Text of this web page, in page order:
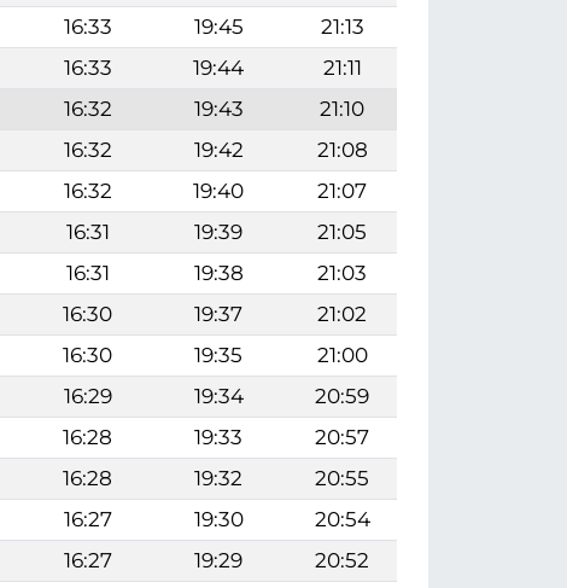
16:33 19:45
21:13
16:33 19:44
21:11
16:32 19:43
21:10
16:32 19:42
21:08
16:32 19:40
21:07
16:31 19:39
21:05
16:31 19:38
21:03
16:30 19:37
21:02
16:30 19:35
21:00
16:29 19:34
20:59
16:28 19:33
20:57
16:28 19:32
20:55
16:27 19:30
20:54
16:27 19:29
20:52